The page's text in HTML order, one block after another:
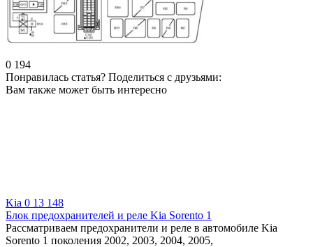
0 194
Понравилась статья? Поделиться с друзьями:
Вам также может быть интересно
Kia 0 13 148
Блок предохранителей и реле Kia Sorento 1
Рассматриваем предохранители и реле в автомобиле Kia
Sorento 1 поколения 2002, 2003, 2004, 2005,